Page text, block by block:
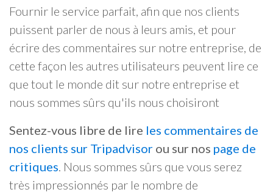
Fournir le service parfait, afin que nos clients
puissent parler de nous à leurs amis, et pour
écrire des commentaires sur notre entreprise, de
cette façon les autres utilisateurs peuvent lire ce
que tout le monde dit sur notre entreprise et
nous sommes sûrs qu'ils nous choisiront
Sentez-vous libre de lire les commentaires de
nos clients sur Tripadvisor ou sur nos page de
critiques. Nous sommes sûrs que vous serez
très impressionnés par le nombre de